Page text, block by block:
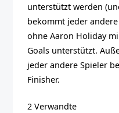
unterstützt werden
bekommt jeder
ohne Aaron Holiday
Goals unterstützt.
jeder andere Spieler
Finisher.
2 Verwandte